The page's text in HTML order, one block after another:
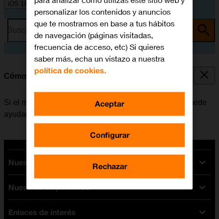
iOS 14.1
Busca por problema o tema
Cómo reiniciar el móvil
Si el móvil funciona muy lentamente o no responde, puede
ayudar el reiniciarlo.
Nuestras tarifas
Tarifas Orange
Tarifas fibra y móvil
Nuestros dispositivos
Ofertas en móviles
Enlaces de interés
personalizar los contenidos y anuncios
que te mostramos en base a tus hábitos
de navegación (páginas visitadas,
frecuencia de acceso, etc) Si quieres
saber más, echa un vistazo a nuestra
política de cookies.
Configurar
Rechazar
Aceptar